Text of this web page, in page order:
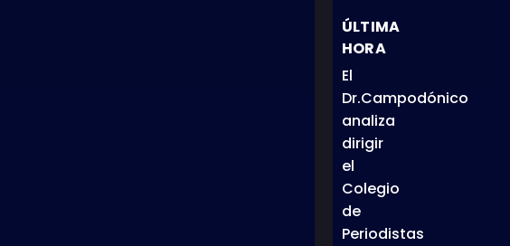
ÚLTIMA
HORA
El
Dr.Campodónico
analiza
dirigir
el
Colegio
de
Periodistas